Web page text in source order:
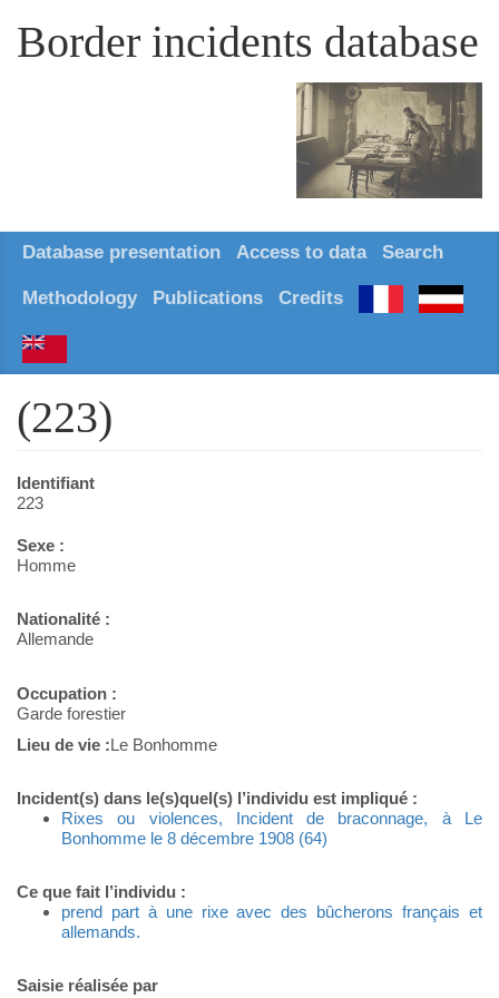
Border incidents database
Database presentation Access to data Search
Methodology Publications Credits
(223)
Identifiant
223
Sexe :
Homme
Nationalité :
Allemande
Occupation :
Garde forestier
Lieu de vie :Le Bonhomme
Incident(s) dans le(s)quel(s) l’individu est impliqué :
Rixes ou violences, Incident de braconnage, à Le
Bonhomme le 8 décembre 1908 (64)
Ce que fait l’individu :
prend part à une rixe avec des bûcherons français et
allemands.
Saisie réalisée par